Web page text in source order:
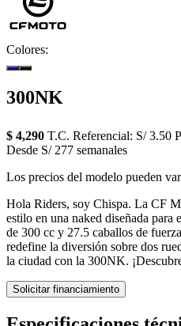
Colores:
300NK
$ 4,290 T.C. Referencial: S/ 3.50
Desde S/ 277 semanales
Los precios del modelo pueden
Hola Riders, soy Chispa. La CF
estilo en una naked diseñada para
de 300 cc y 27.5 caballos de
redefine la diversión sobre dos
la ciudad con la 300NK.
Solicitar financiamiento